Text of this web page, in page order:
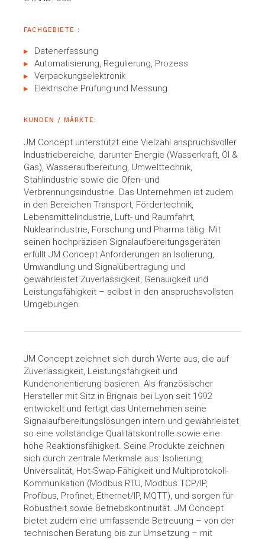
FACHGEBIETE :
Datenerfassung
Automatisierung, Regulierung, Prozess
Verpackungselektronik
Elektrische Prüfung und Messung
KUNDEN / MÄRKTE:
JM Concept unterstützt eine Vielzahl anspruchsvoller
Industriebereiche, darunter Energie (Wasserkraft, Öl &
Gas), Wasseraufbereitung, Umwelttechnik,
Stahlindustrie sowie die Ofen- und
Verbrennungsindustrie. Das Unternehmen ist zudem
in den Bereichen Transport, Fördertechnik,
Lebensmittelindustrie, Luft- und Raumfahrt,
Nuklearindustrie, Forschung und Pharma tätig. Mit
seinen hochpräzisen Signalaufbereitungsgeräten
erfüllt JM Concept Anforderungen an Isolierung,
Umwandlung und Signalübertragung und
gewährleistet Zuverlässigkeit, Genauigkeit und
Leistungsfähigkeit – selbst in den anspruchsvollsten
Umgebungen.
JM Concept zeichnet sich durch Werte aus, die auf
Zuverlässigkeit, Leistungsfähigkeit und
Kundenorientierung basieren. Als französischer
Hersteller mit Sitz in Brignais bei Lyon seit 1992
entwickelt und fertigt das Unternehmen seine
Signalaufbereitungslösungen intern und gewährleistet
so eine vollständige Qualitätskontrolle sowie eine
hohe Reaktionsfähigkeit. Seine Produkte zeichnen
sich durch zentrale Merkmale aus: Isolierung,
Universalität, Hot-Swap-Fähigkeit und Multiprotokoll-
Kommunikation (Modbus RTU, Modbus TCP/IP,
Profibus, Profinet, Ethernet/IP, MQTT), und sorgen für
Robustheit sowie Betriebskontinuität. JM Concept
bietet zudem eine umfassende Betreuung – von der
technischen Beratung bis zur Umsetzung – mit